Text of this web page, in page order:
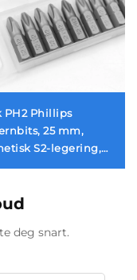
PH2 Phillips
25 mm,
S2-legering,
deg snart.